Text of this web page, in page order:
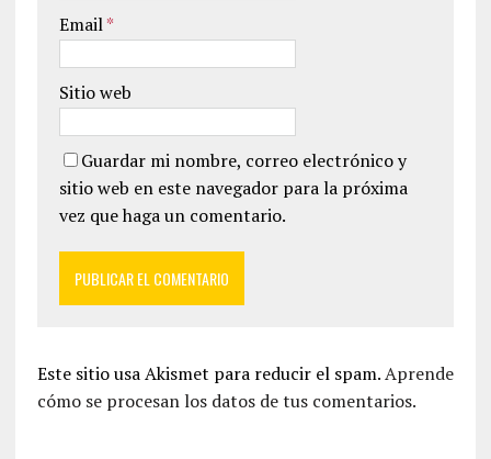
Email*
Sitio web
Guardar mi nombre, correo electrónico y
sitio web en este navegador para la próxima
vez que haga un comentario.
Este sitio usa Akismet para reducir el spam.Aprende
cómo se procesan los datos de tus comentarios.